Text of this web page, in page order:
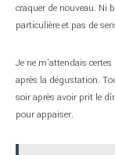
craquer de nouveau. Ni
particulière et pas de
Je ne m’attendais
après la dégustation.
soir après avoir prit le
pour appaiser.